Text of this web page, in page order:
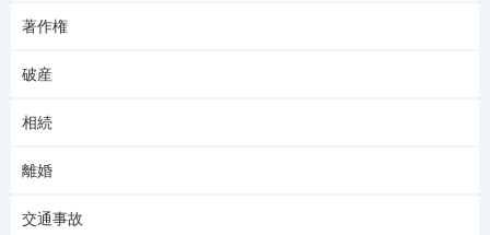
著作権
破産
相続
離婚
交通事故